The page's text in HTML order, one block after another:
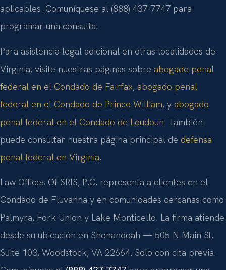
aplicables. Comuníquese al (888) 437-7747 para
programar una consulta.
Para asistencia legal adicional en otras localidades de
Virginia, visite nuestras páginas sobre abogado penal
federal en el Condado de Fairfax, abogado penal
federal en el Condado de Prince William, y abogado
penal federal en el Condado de Loudoun. También
puede consultar nuestra página principal de defensa
penal federal en Virginia.
Law Offices Of SRIS, P.C. representa a clientes en el
Condado de Fluvanna y en comunidades cercanas como
Palmyra, Fork Union y Lake Monticello. La firma atiende
desde su ubicación en Shenandoah — 505 N Main St,
Suite 103, Woodstock, VA 22664. Solo con cita previa.